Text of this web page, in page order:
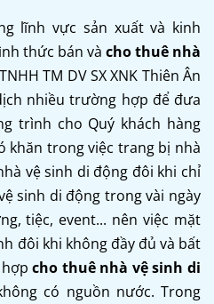
lĩnh vực sản xuất và kinh
thức bán và cho thuê nhà
TM DV SX XNK Thiên Ân
nhiều trường hợp để đưa
trình cho Quý khách hàng
khăn trong việc trang bị nhà
vệ sinh di động đôi khi chỉ
sinh di động trong vài ngày
tiệc, event... nên việc mặt
đôi khi không đầy đủ và bất
hợpcho thuê nhà vệ sinh di
có nguồn nước. Trong